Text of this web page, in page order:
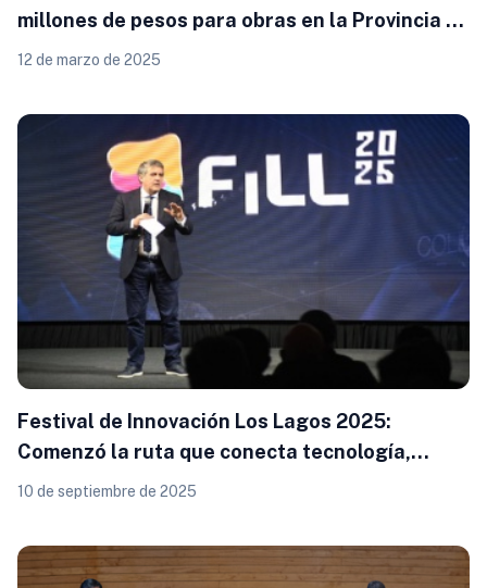
millones de pesos para obras en la Provincia de
Osorno
12 de marzo de 2025
Festival de Innovación Los Lagos 2025:
Comenzó la ruta que conecta tecnología,
emprendimiento y futuro
10 de septiembre de 2025